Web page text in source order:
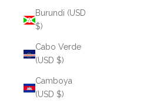
Burundi (USD
$)
Cabo Verde
(USD $)
Camboya
(USD $)